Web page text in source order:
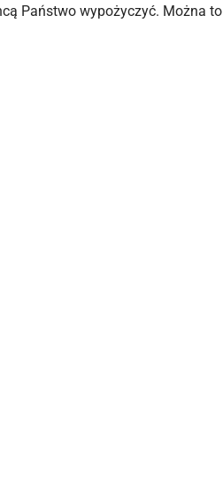
Państwo wypożyczyć. Można to